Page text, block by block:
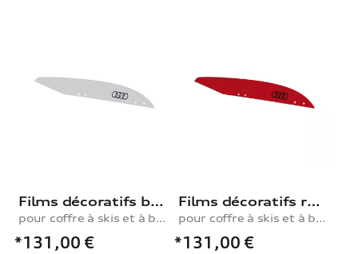
Films décoratifs blanc glacier
pour coffre à skis et à bagages, 310 l
*131,00 €
Films décoratifs rouge métallisé
pour coffre à skis et à bagages, 310 l
*131,00 €